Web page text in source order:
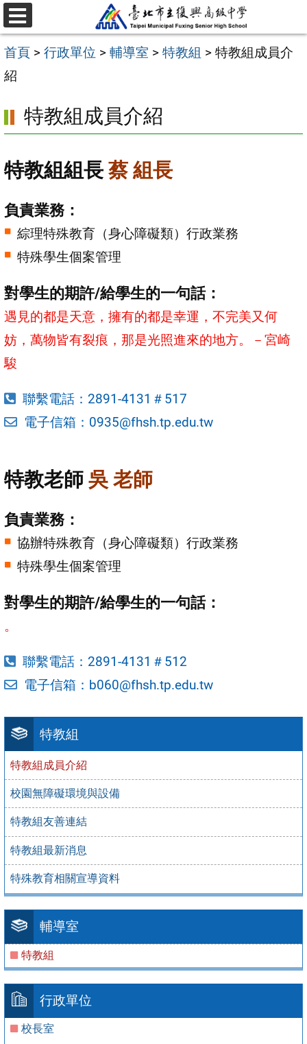
跳
至
主
要
容
選
單
首頁 > 行政單位 > 輔導室 > 特教組 > 特教組成員介
紹
特教組
特教組成員介紹
校園無障礙環境與設備
特教組友善連結
特教組最新消息
特殊教育相關宣導資料
輔導室
特教組
行政單位
校長室
特教組成員介紹
特教組組長 蔡 組長
負責業務：
綜理特殊教育（身心障礙類）行政業務
特殊學生個案管理
對學生的期許/給學生的一句話：
遇見的都是天意，擁有的都是幸運，不完美又何
妨，萬物皆有裂痕，那是光照進來的地方。－宮崎
駿
聯繫電話：2891-4131＃517
電子信箱：0935@fhsh.tp.edu.tw
特教老師 吳 老師
負責業務：
協辦特殊教育（身心障礙類）行政業務
特殊學生個案管理
對學生的期許/給學生的一句話：
。
聯繫電話：2891-4131＃512
電子信箱：b060@fhsh.tp.edu.tw